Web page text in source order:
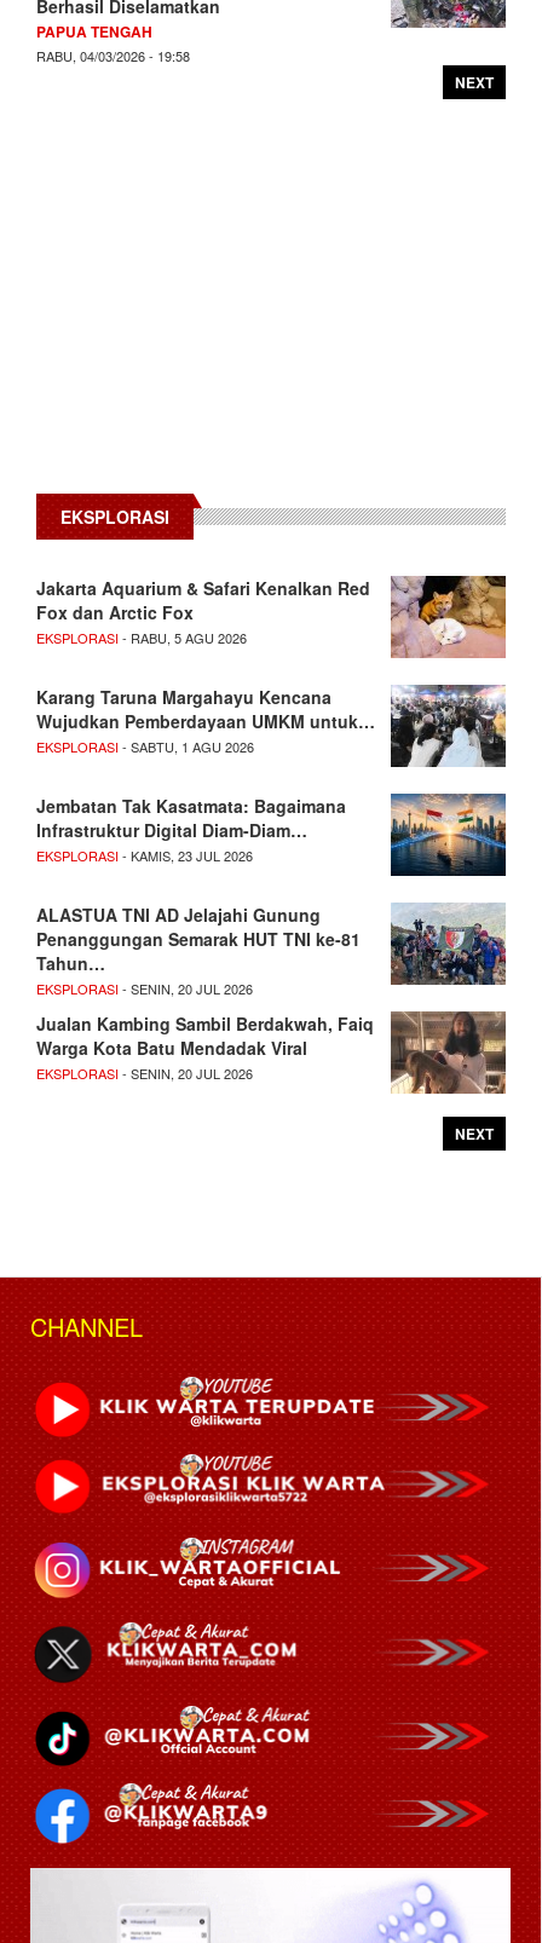
Berhasil Diselamatkan
PAPUA TENGAH
RABU, 04/03/2026 - 19:58
NEXT
EKSPLORASI
Jakarta Aquarium & Safari Kenalkan Red
Fox dan Arctic Fox
EKSPLORASI- RABU, 5 AGU 2026
Karang Taruna Margahayu Kencana
Wujudkan Pemberdayaan UMKM untuk…
EKSPLORASI- SABTU, 1 AGU 2026
Jembatan Tak Kasatmata: Bagaimana
Infrastruktur Digital Diam-Diam…
EKSPLORASI- KAMIS, 23 JUL 2026
ALASTUA TNI AD Jelajahi Gunung
Penanggungan Semarak HUT TNI ke-81
Tahun…
EKSPLORASI- SENIN, 20 JUL 2026
Jualan Kambing Sambil Berdakwah, Faiq
Warga Kota Batu Mendadak Viral
EKSPLORASI- SENIN, 20 JUL 2026
NEXT
CHANNEL